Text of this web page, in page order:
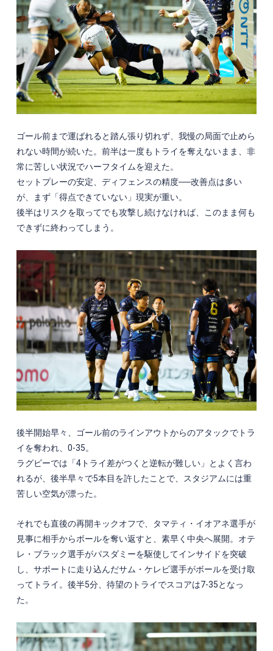
ゴール前まで運ばれると踏ん張り切れず、我慢の局面で止めら
れない時間が続いた。前半は一度もトライを奪えないまま、非
常に苦しい状況でハーフタイムを迎えた。
セットプレーの安定、ディフェンスの精度──改善点は多い
が、まず「得点できていない」現実が重い。
後半はリスクを取ってでも攻撃し続けなければ、このまま何も
できずに終わってしまう。
後半開始早々、ゴール前のラインアウトからのアタックでトラ
イを奪われ、0-35。
ラグビーでは「4トライ差がつくと逆転が難しい」とよく言わ
れるが、後半早々で5本目を許したことで、スタジアムには重
苦しい空気が漂った。
それでも直後の再開キックオフで、タマティ・イオアネ選手が
見事に相手からボールを奪い返すと、素早く中央へ展開。オテ
レ・ブラック選手がパスダミーを駆使してインサイドを突破
し、サポートに走り込んだサム・ケレビ選手がボールを受け取
ってトライ。後半5分、待望のトライでスコアは7-35となっ
た。